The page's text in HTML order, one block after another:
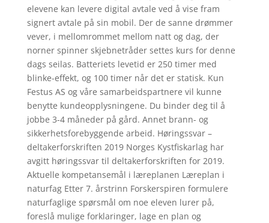
elevene kan levere digital avtale ved å vise fram
signert avtale på sin mobil. Der de sanne drømmer
vever, i mellomrommet mellom natt og dag, der
norner spinner skjebnetråder settes kurs for denne
dags seilas. Batteriets levetid er 250 timer med
blinke-effekt, og 100 timer når det er statisk. Kun
Festus AS og våre samarbeidspartnere vil kunne
benytte kundeopplysningene. Du binder deg til å
jobbe 3-4 måneder på gård. Annet brann- og
sikkerhetsforebyggende arbeid. Høringssvar –
deltakerforskriften 2019 Norges Kystfiskarlag har
avgitt høringssvar til deltakerforskriften for 2019.
Aktuelle kompetansemål i læreplanen Læreplan i
naturfag Etter 7. årstrinn Forskerspiren formulere
naturfaglige spørsmål om noe eleven lurer på,
foreslå mulige forklaringer, lage en plan og